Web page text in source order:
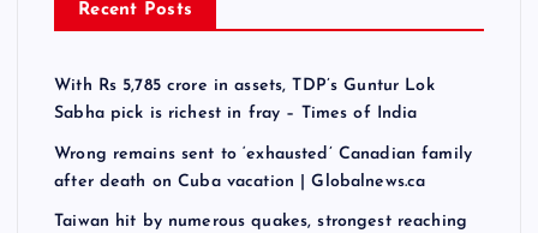
Recent Posts
With Rs 5,785 crore in assets, TDP’s Guntur Lok
Sabha pick is richest in fray – Times of India
Wrong remains sent to ‘exhausted’ Canadian family
after death on Cuba vacation | Globalnews.ca
Taiwan hit by numerous quakes, strongest reaching